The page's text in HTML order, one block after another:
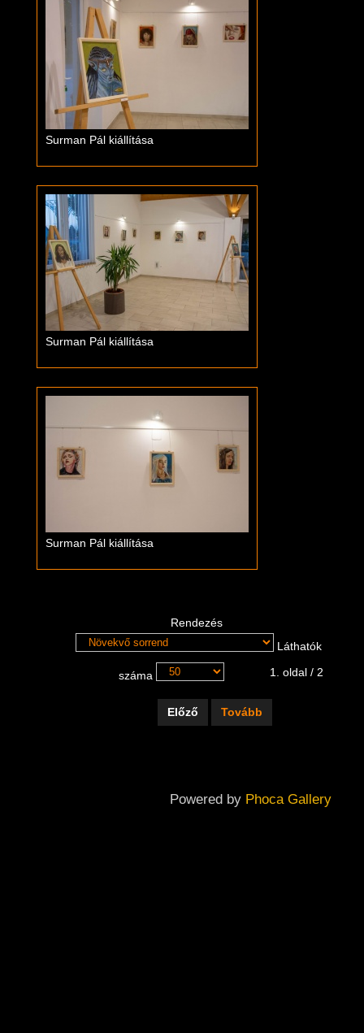
Surman Pál kiállítása
Surman Pál kiállítása
Surman Pál kiállítása
Rendezés
Láthatók
száma 1. oldal / 2
Előző Tovább
Powered by Phoca Gallery